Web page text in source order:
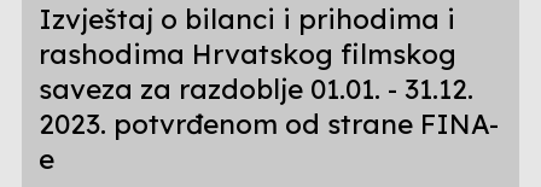
Izvještaj o bilanci i prihodima i
rashodima Hrvatskog filmskog
saveza za razdoblje 01.01. - 31.12.
2023. potvrđenom od strane FINA-
e